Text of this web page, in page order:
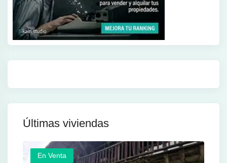
Últimas viviendas
En Venta